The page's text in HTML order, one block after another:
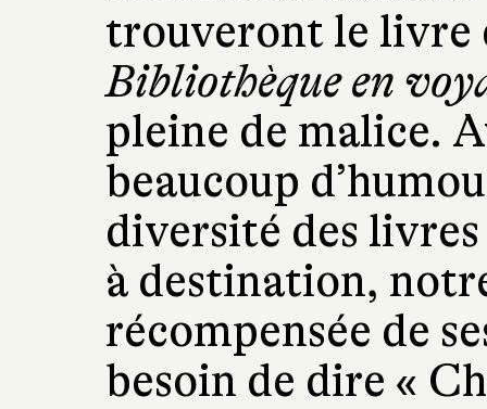
trouveront le
Bibliothèque en
pleine de malice.
beaucoup
diversité des
à destination,
récompensée de
besoin de dire «